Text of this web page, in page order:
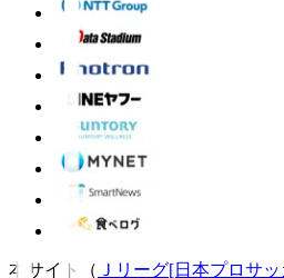
本サイト（ Ｊリーグ[日本プロサ